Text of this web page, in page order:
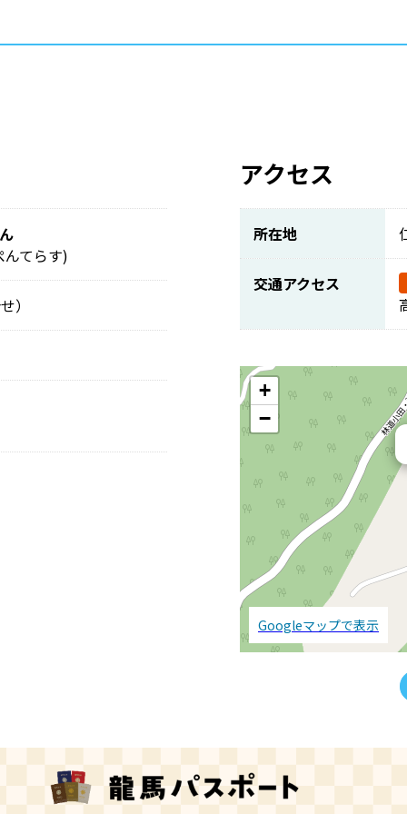
てらす)
）
アクセス
所在地
交通アクセス
+
−
Googleマップで表示